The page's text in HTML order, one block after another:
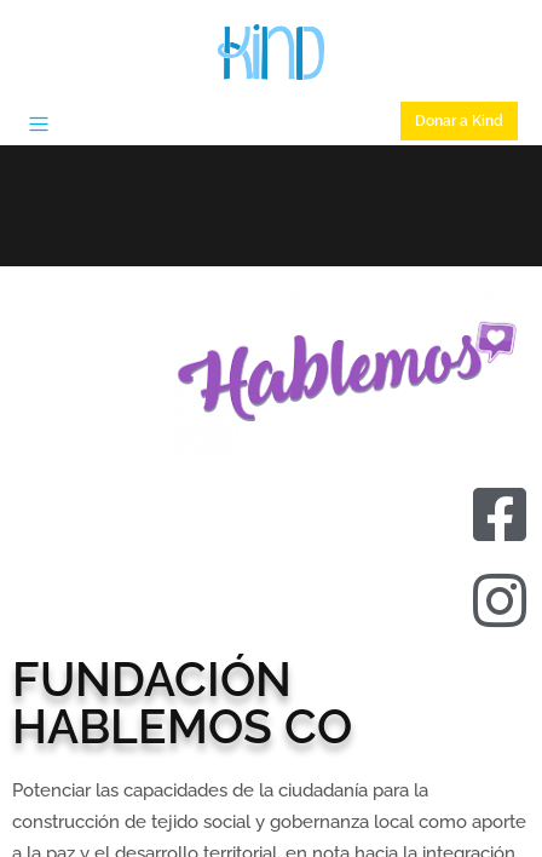
Donar a Kind
FUNDACIÓN
HABLEMOS CO
Potenciar las capacidades de la ciudadanía para la
construcción de tejido social y gobernanza local como aporte